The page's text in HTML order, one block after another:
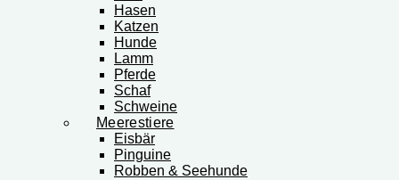
Hasen
Katzen
Hunde
Lamm
Pferde
Schaf
Schweine
Meerestiere
Eisbär
Pinguine
Robben & Seehunde